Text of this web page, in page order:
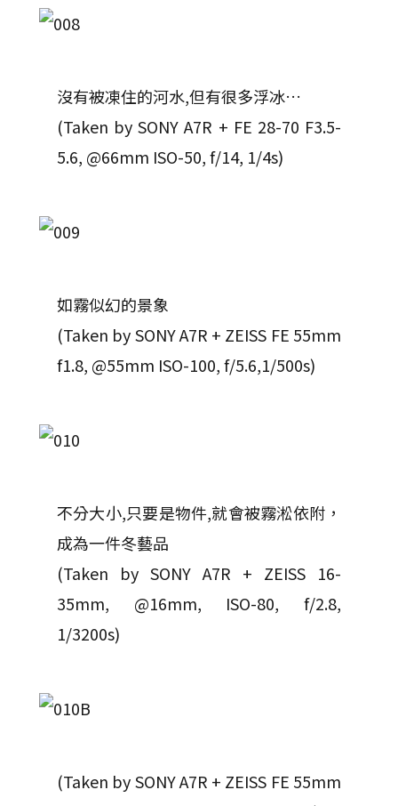
沒有被凍住的河水,但有很多浮冰…
(Taken by SONY A7R + FE 28-70 F3.5-
5.6, @66mm ISO-50, f/14, 1/4s)
如霧似幻的景象
(Taken by SONY A7R + ZEISS FE 55mm
f1.8, @55mm ISO-100, f/5.6,1/500s)
不分大小,只要是物件,就會被霧淞依附，
成為一件冬藝品
(Taken by SONY A7R + ZEISS 16-
35mm, @16mm, ISO-80, f/2.8,
1/3200s)
(Taken by SONY A7R + ZEISS FE 55mm